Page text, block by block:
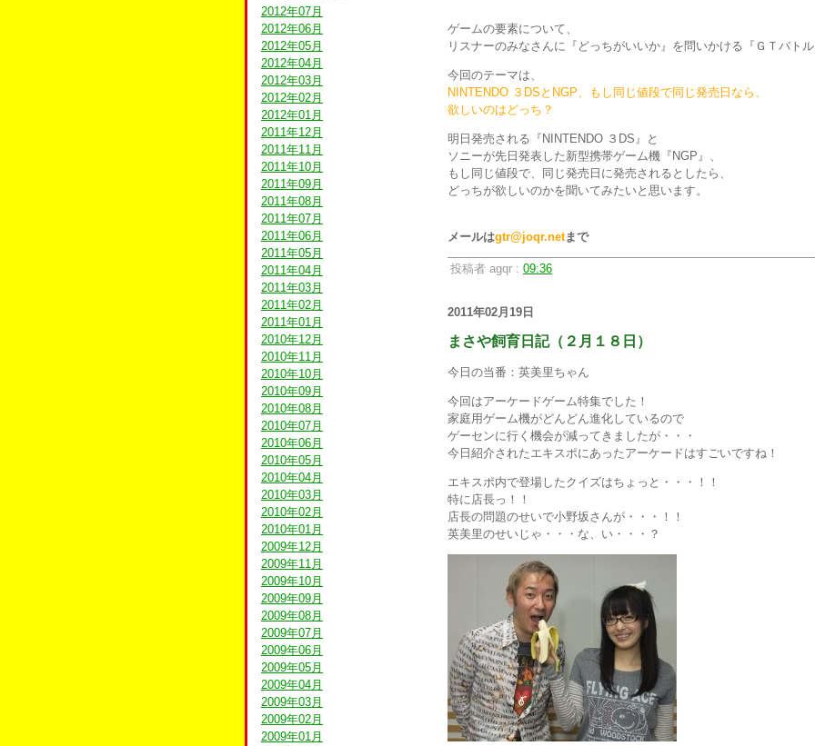
2012年07月
2012年06月
2012年05月
2012年04月
2012年03月
2012年02月
2012年01月
2011年12月
2011年11月
2011年10月
2011年09月
2011年08月
2011年07月
2011年06月
2011年05月
2011年04月
2011年03月
2011年02月
2011年01月
2010年12月
2010年11月
2010年10月
2010年09月
2010年08月
2010年07月
2010年06月
2010年05月
2010年04月
2010年03月
2010年02月
2010年01月
2009年12月
2009年11月
2009年10月
2009年09月
2009年08月
2009年07月
2009年06月
2009年05月
2009年04月
2009年03月
2009年02月
2009年01月
ゲームの要素について、
リスナーのみなさんに『どっちがいいか』を問いかける『ＧＴバトル
今回のテーマは、
NINTENDO ３DSとNGP、もし同じ値段で同じ発売日なら、
欲しいのはどっち？
明日発売される『NINTENDO ３DS』と
ソニーが先日発表した新型携帯ゲーム機『NGP』、
もし同じ値段で、同じ発売日に発売されるとしたら、
どっちが欲しいのかを聞いてみたいと思います。
メールはgtr@joqr.netまで
投稿者 agqr : 09:36
2011年02月19日
まさや飼育日記（２月１８日）
今日の当番：英美里ちゃん
今回はアーケードゲーム特集でした！
家庭用ゲーム機がどんどん進化しているので
ゲーセンに行く機会が減ってきましたが・・・
今日紹介されたエキスポにあったアーケードはすごいですね！
エキスポ内で登場したクイズはちょっと・・・！！
特に店長っ！！
店長の問題のせいで小野坂さんが・・・！！
英美里のせいじゃ・・・な、い・・・？